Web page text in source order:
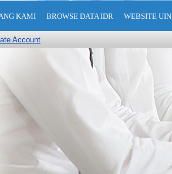
KAMI BROWSE DATA IDR WEBSITE
Account